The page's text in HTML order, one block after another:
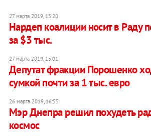
27 марта 2019, 15:20
Нардеп коалиции носит в Раду
за $3 тыс.
27 марта 2019, 15:01
​Депутат фракции Порошенко
сумкой почти за 1 тыс. евро
26 марта 2019, 16:55
Мэр Днепра решил похудеть
космос